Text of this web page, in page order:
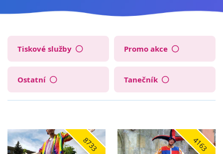
Tiskové služby Promo akce
Ostatní Tanečník
8733 4163